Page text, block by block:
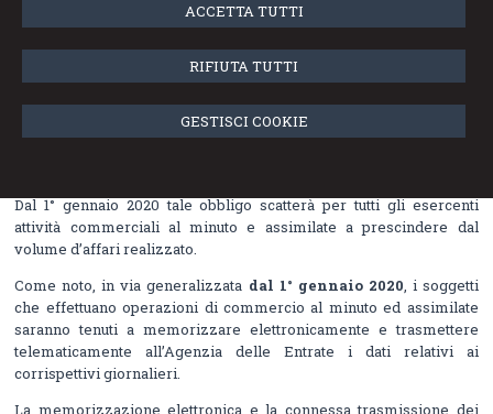
ACCETTA TUTTI
RIFIUTA TUTTI
GESTISCI COOKIE
Memorizzazione elettronica e
trasmissione telematica dei corrispettivi
Lo scorso 1° luglio 2019 è entrato in vigore, per i soggetti passivi
Dal 1° gennaio 2020 tale obbligo scatterà per tutti gli esercenti
attività commerciali al minuto e assimilate a prescindere dal
volume d’affari realizzato.
Come noto, in via generalizzata dal 1° gennaio 2020, i soggetti
che effettuano operazioni di commercio al minuto ed assimilate
saranno tenuti a memorizzare elettronicamente e trasmettere
telematicamente all’Agenzia delle Entrate i dati relativi ai
corrispettivi giornalieri.
La memorizzazione elettronica e la connessa trasmissione dei